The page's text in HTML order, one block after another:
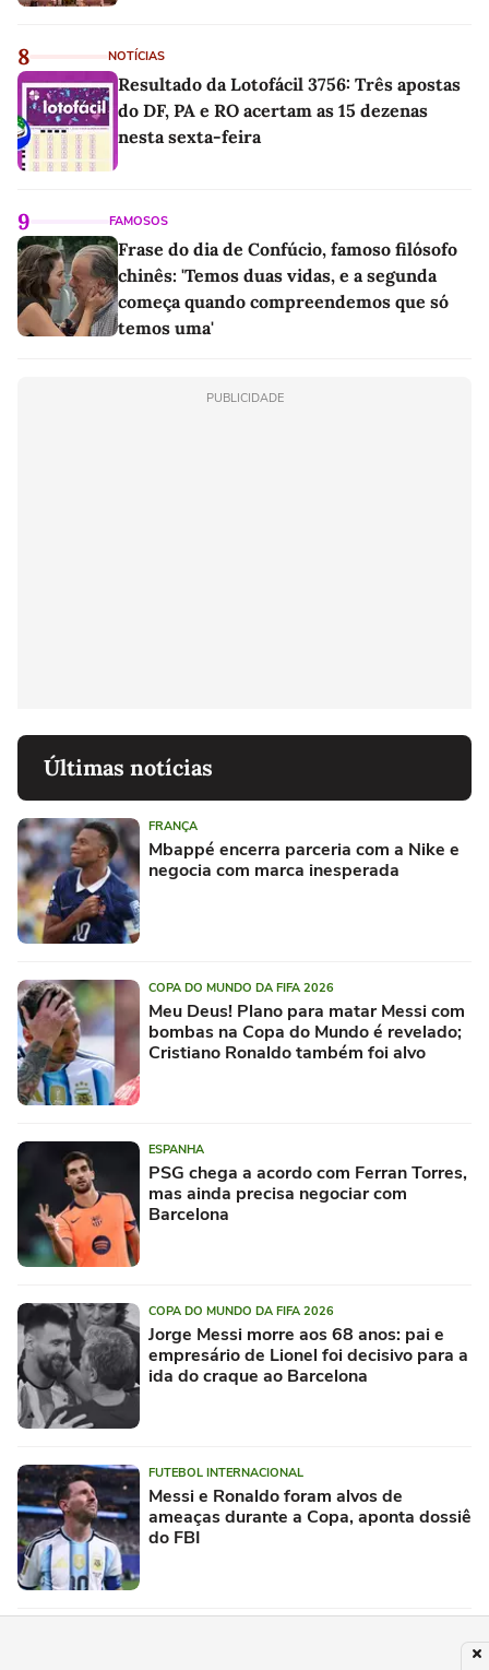
8 NOTÍCIAS
Resultado da Lotofácil 3756: Três apostas
do DF, PA e RO acertam as 15 dezenas
nesta sexta-feira
9 FAMOSOS
Frase do dia de Confúcio, famoso filósofo
chinês: 'Temos duas vidas, e a segunda
começa quando compreendemos que só
temos uma'
PUBLICIDADE
Últimas notícias
FRANÇA
Mbappé encerra parceria com a Nike e
negocia com marca inesperada
COPA DO MUNDO DA FIFA 2026
Meu Deus! Plano para matar Messi com
bombas na Copa do Mundo é revelado;
Cristiano Ronaldo também foi alvo
ESPANHA
PSG chega a acordo com Ferran Torres,
mas ainda precisa negociar com
Barcelona
COPA DO MUNDO DA FIFA 2026
Jorge Messi morre aos 68 anos: pai e
empresário de Lionel foi decisivo para a
ida do craque ao Barcelona
FUTEBOL INTERNACIONAL
Messi e Ronaldo foram alvos de
ameaças durante a Copa, aponta dossiê
do FBI